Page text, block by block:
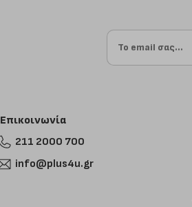
Επικοινωνία
211 2000 700
info@plus4u.gr